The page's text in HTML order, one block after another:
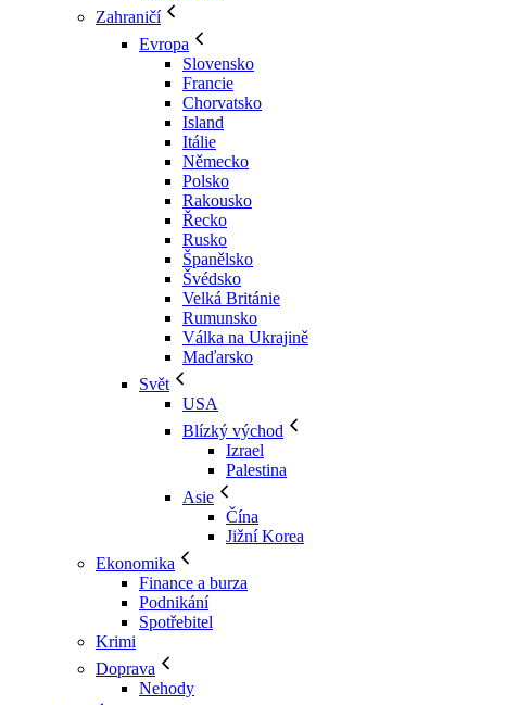
Zahraničí
Evropa
Slovensko
Francie
Chorvatsko
Island
Itálie
Německo
Polsko
Rakousko
Řecko
Rusko
Španělsko
Švédsko
Velká Británie
Rumunsko
Válka na Ukrajině
Maďarsko
Svět
USA
Blízký východ
Izrael
Palestina
Asie
Čína
Jižní Korea
Ekonomika
Finance a burza
Podnikání
Spotřebitel
Krimi
Doprava
Nehody